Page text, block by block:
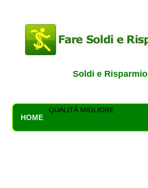
Soldi e Risparmio
HOME
QUALITÀ MIGLIORE